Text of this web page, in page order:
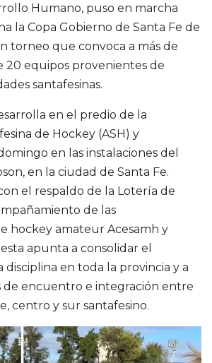
Humano, puso en marcha
la Copa Gobierno de Santa Fe de
torneo que convoca a más de
20 equipos provenientes de
santafesinas.
en el predio de la
de Hockey (ASH) y
en las instalaciones del
en la ciudad de Santa Fe.
el respaldo de la Lotería de
de las
hockey amateur Acesamh y
apunta a consolidar el
en toda la provincia y a
de encuentro e integración entre
centro y sur santafesino.